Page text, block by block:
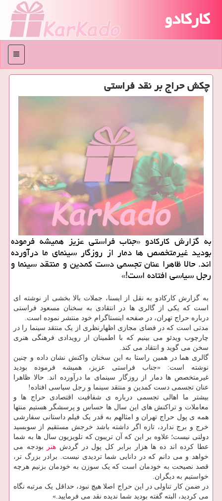
کارکادو
منو
چکش حراج بر نقد فراستی
به گزارش کارکادو «جناب فراستی عزیز همیشه فرموده
بودید غیرمتخصص ها دمار از روزگار سینمای ما درآورده
اند. حالا ظاهرا عنان تجسمی دست کمدین و منتقد سینما و
رجل سیاسی افتاده است!»
به گزارش کارکادو به نقل از ایسنا، جملات بالا بخشی از نوشته ای
است که یکی از گالری ها در انتقادی به سخنان مسعود فراستی
درباره حراج تهران، در صفحه اینستاگرام خود منتشر نموده است.
مدتی است که در فضای مجازی اظهارنظری از یک منتقد سینما را در
چارچوب ویدئو می بینیم که با اطمینان از رویدادی فرهنگی هنری
سخن می گوید و انتقاد می کند.
گالری هما در همین راستا به این سخنان واکنش نشان داده و چنین
نوشته است: «جناب فراستی عزیز، همیشه فرموده بودید
غیرمتخصص ها دمار از روزگار سینمای ما درآورده اند. حالا ظاهرا
عنان تجسمی دست کمدین و منتقد سینما و رجل سیاسی افتاده!
بیشتر ما اهالی تجسمی درباره ی شفافیت اقتصادی حراج ها و
معاملات و تراکنش های این سال ها حساس و پرسشگر هستیم منتها
همه ی پول حراج تهران و امثالهم به قدر یک فیلم داستانی سفارشی
خرج و برج ندارد، تازه اگر داشته باشد خرجش مستقیم از سوبسید
دولتی نیست؛ علاوه بر این که آن تریبون که تلویزیون سال ها به شما
عطا کرده اند ده ها هزار برابر کل پول در گردش هنر
بودجه می
خواهد و می دانم که در دانایی شما تردیدی نیست. برادر بزرگ تر،
قصد نصیحت به خودمان است که یک سوزن به خودمان بزنیم هرچه
خواستیم به دیگران.
در ضمن کار تناولی در این حراج اصلا هیچ نبود، حداقل یک مرتبه نگاه
می کردید، البته گفته بودید شما ندیده نقد می فرمایید.»